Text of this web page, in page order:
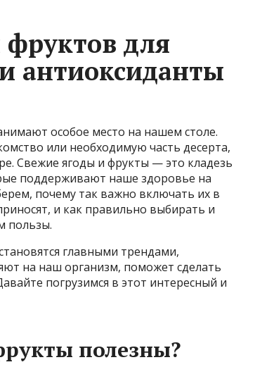
фруктов для
антиоксиданты
особое место на нашем столе.
или необходимую часть десерта,
Свежие ягоды и фрукты — это кладезь
поддерживают наше здоровье на
почему так важно включать их в
и как правильно выбирать и
пользы.
главными трендами,
на наш организм, поможет сделать
погрузимся в этот интересный и
полезны?